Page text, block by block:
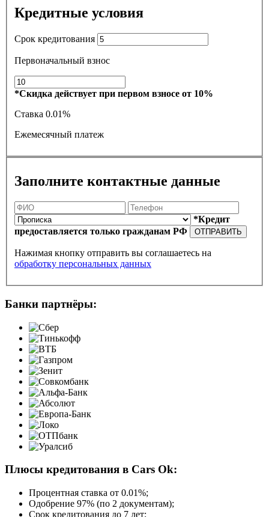
Кредитные условия
Срок кредитования
Первоначальный взнос
*Скидка действует при первом взносе от 10%
Ставка 0.01%
Ежемесячный платеж
Заполните контактные данные
*Кредит
предоставляется только гражданам РФ
ОТПРАВИТЬ
Нажимая кнопку отправить вы соглашаетесь на
обработку персональных данных
Банки партнёры:
Плюсы кредитования в Cars Ok:
Процентная ставка от 0.01%;
Одобрение 97% (по 2 документам);
Срок кредитования до 7 лет;